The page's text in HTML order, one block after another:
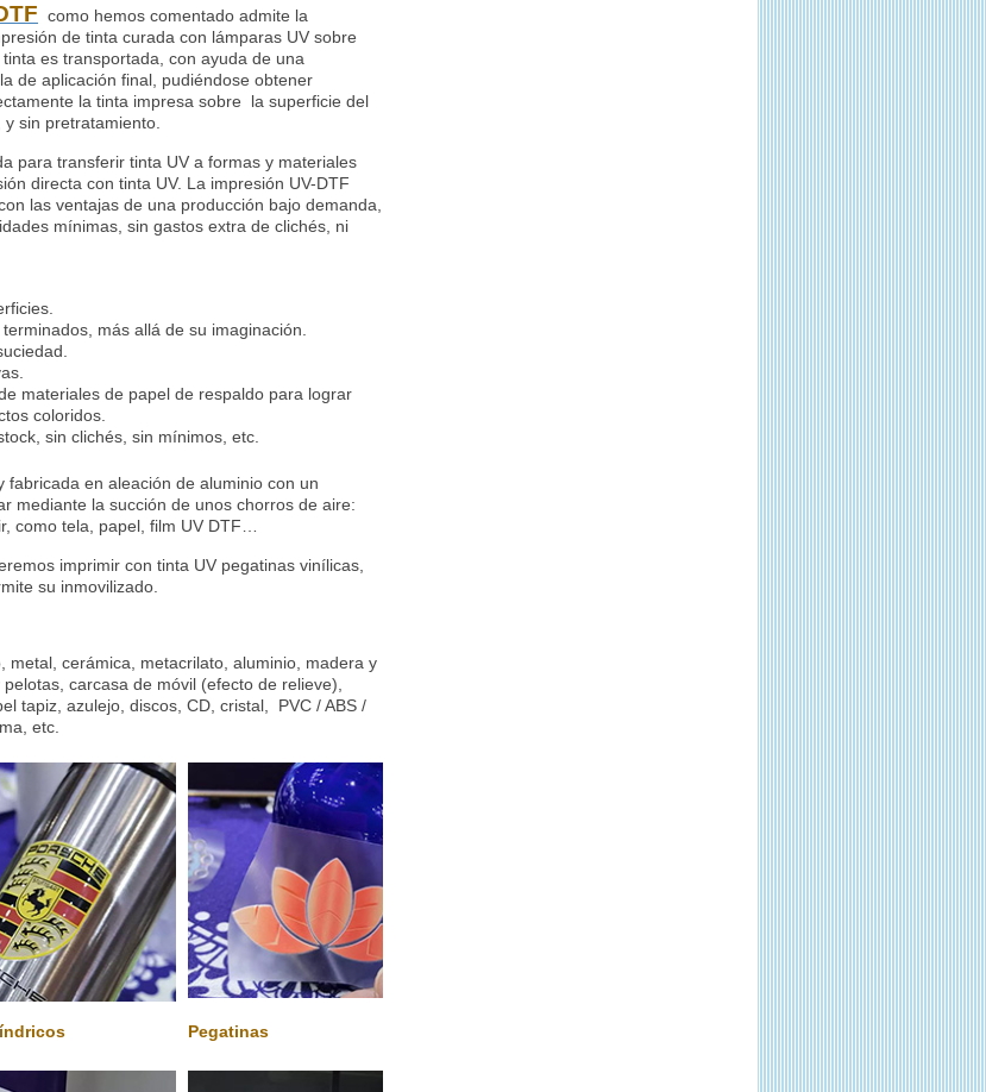
como hemos comentado admite la
de tinta curada con lámparas UV sobre
es transportada, con ayuda de una
de aplicación final, pudiéndose obtener
la tinta impresa sobre la superficie del
sin pretratamiento.
para transferir tinta UV a formas y materiales
directa con tinta UV. La impresión UV-DTF
las ventajas de una producción bajo demanda,
mínimas, sin gastos extra de clichés, ni
más allá de su imaginación.
materiales de papel de respaldo para lograr
coloridos.
sin clichés, sin mínimos, etc.
en aleación de aluminio con un
mediante la succión de unos chorros de aire:
como tela, papel, film UV DTF…
imprimir con tinta UV pegatinas vinílicas,
su inmovilizado.
cerámica, metacrilato, aluminio, madera y
carcasa de móvil (efecto de relieve),
tapiz, azulejo, discos, CD, cristal, PVC / ABS /
etc.
Pegatinas